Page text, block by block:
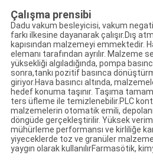
Çalışma prensibi
Dadu vakum besleyicisi, vakum
farkı ilkesine dayanarak çalışır.Dış
kapısından malzemeyi emmektedir.
elemanı tarafından ayrılır. Malzeme
yüksekliği algıladığında, pompa
sonra,tankı pozitif basınca
giriyor.Hava basıncı altında,
hedef konuma taşınır. Taşıma
ters üfleme ile temizlenebilir.PLC
malzemelerin otomatik emili,
döngüde gerçekleştirilir. Yüksek
mühürleme performansı ve kirliliğe
yiyeceklerde toz ve granüler
yaygın olarak kullanılırFarmasötik,